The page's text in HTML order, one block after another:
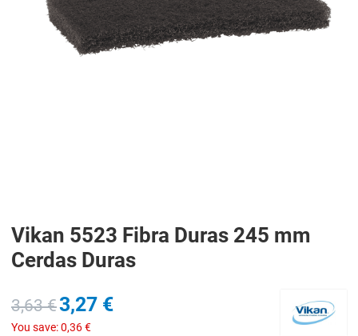
Vikan 5523 Fibra Duras 245 mm
Cerdas Duras
3,63 €3,27 €
You save:0,36 €